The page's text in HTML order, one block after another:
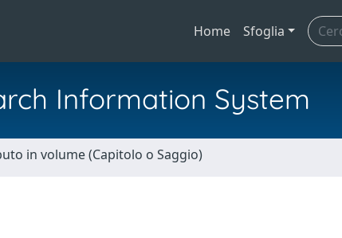
Home Sfoglia
Information System
in volume (Capitolo o Saggio)